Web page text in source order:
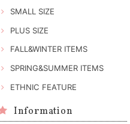
SMALL SIZE
PLUS SIZE
FALL&WINTER ITEMS
SPRING&SUMMER ITEMS
ETHNIC FEATURE
Information